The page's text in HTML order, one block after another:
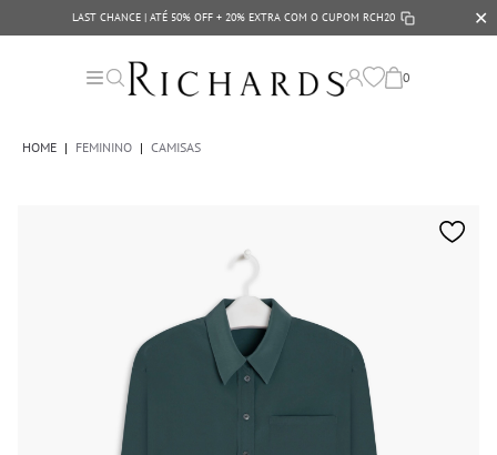
LAST CHANCE | ATÉ 50% OFF + 20% EXTRA COM O CUPOM RCH20 ✕
0
HOME | FEMININO | CAMISAS